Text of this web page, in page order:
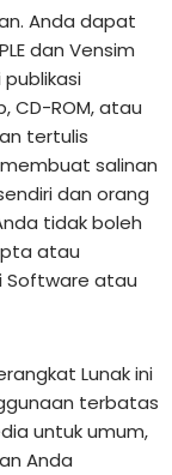
Anda dapat
dan Vensim
CD-ROM, atau
tertulis
salinan
dan orang
tidak boleh
atau
Software atau
Lunak ini
terbatas
untuk umum,
Anda